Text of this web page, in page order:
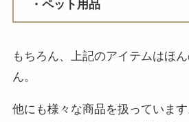
ペット用品
もちろん、上記のアイテムはほ
ん。
他にも様々な商品を扱っていま